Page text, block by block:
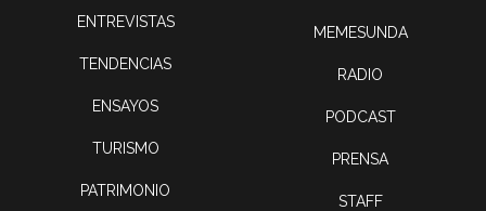
ENTREVISTAS
TENDENCIAS
ENSAYOS
TURISMO
PATRIMONIO
MEMESUNDA
RADIO
PODCAST
PRENSA
STAFF